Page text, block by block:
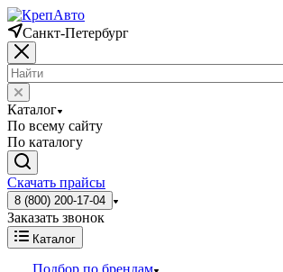
Санкт-Петербург
Каталог
По всему сайту
По каталогу
Скачать прайсы
8 (800) 200-17-04
Заказать звонок
Каталог
Подбор по брендам